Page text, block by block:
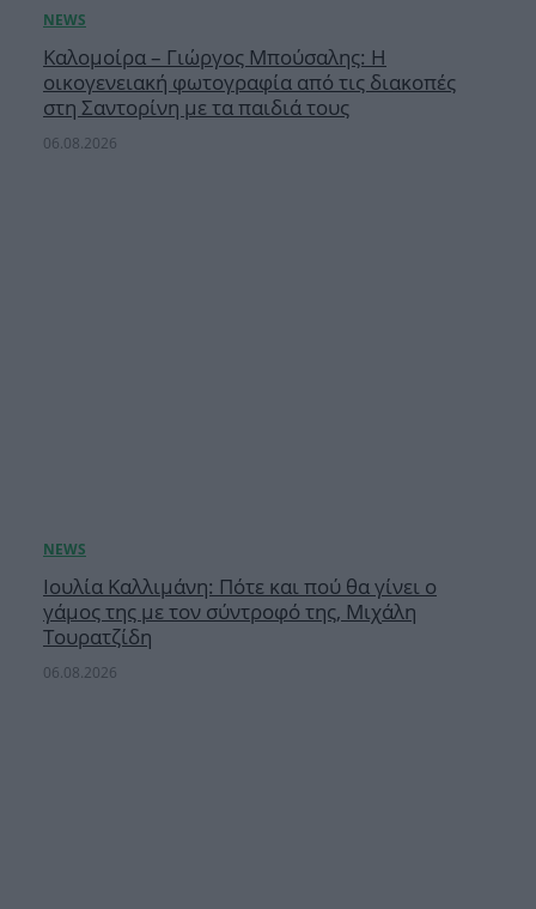
Καλομοίρα – Γιώργος Μπούσαλης: Η
οικογενειακή φωτογραφία από τις διακοπές
στη Σαντορίνη με τα παιδιά τους
06.08.2026
Ιουλία Καλλιμάνη: Πότε και πού θα γίνει ο
γάμος της με τον σύντροφό της, Μιχάλη
Τουρατζίδη
06.08.2026